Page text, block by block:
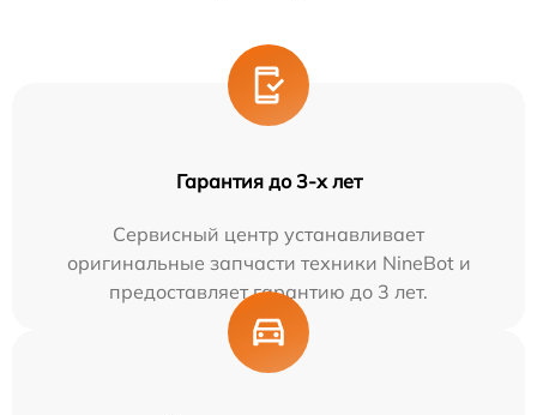
Гарантия до 3-х лет
Сервисный центр устанавливает
оригинальные запчасти техники NineBot и
предоставляет гарантию до 3 лет.